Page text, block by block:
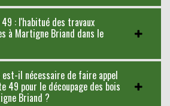
49 : l'habitué des travaux
à Martigne Briand dans le
il nécessaire de faire appel
49 pour le découpage des bois
Briand ?